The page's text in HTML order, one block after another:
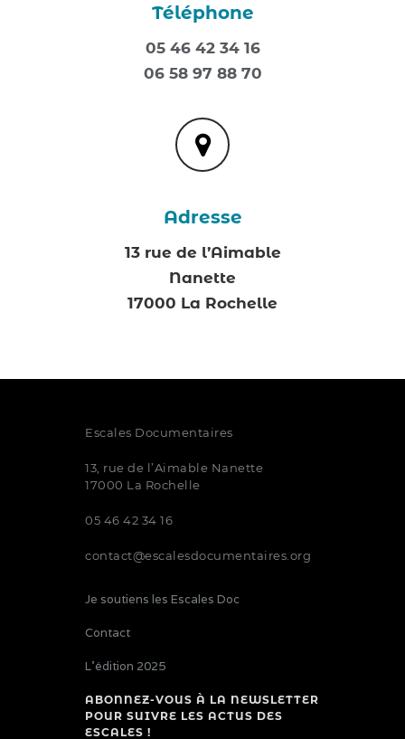
Téléphone
05 46 42 34 16
06 58 97 88 70
Adresse
13 rue de l’Aimable
Nanette
17000 La Rochelle
Escales Documentaires
13, rue de l’Aimable Nanette
17000 La Rochelle
05 46 42 34 16
contact@escalesdocumentaires.org
Je soutiens les Escales Doc
Contact
L’édition 2025
ABONNEZ-VOUS À LA NEWSLETTER
POUR SUIVRE LES ACTUS DES
ESCALES !